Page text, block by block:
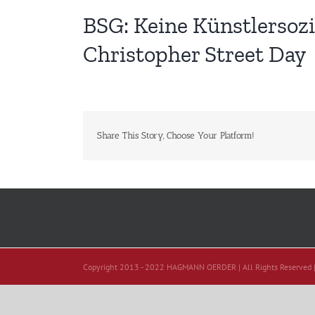
BSG: Keine
Christopher Street Day
Share This Story, Choose Your Platform!
Copyright 2013 - 2022 HAGMANN OERDER | All Rights Reserved |